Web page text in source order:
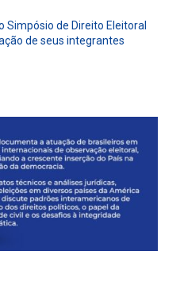
Simpósio de Direito Eleitoral
de seus integrantes